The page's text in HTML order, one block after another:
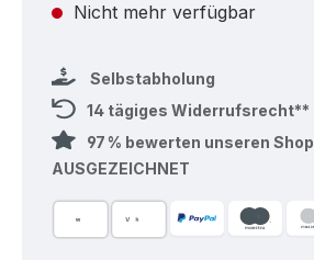
Nicht mehr verfügbar
Selbstabholung
14 tägiges Widerrufsrecht**
97 % bewerten unseren Shop
AUSGEZEICHNET